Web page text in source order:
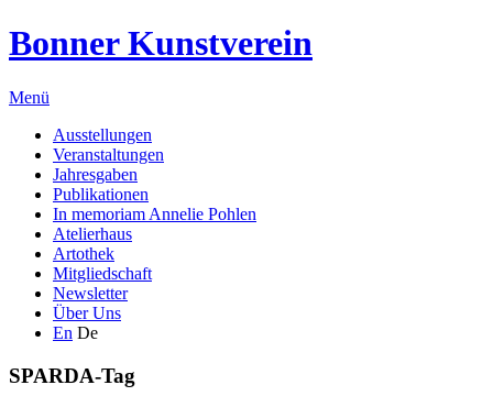
Bonner Kunstverein
Menü
Ausstellungen
Veranstaltungen
Jahresgaben
Publikationen
In memoriam Annelie Pohlen
Atelierhaus
Artothek
Mitgliedschaft
Newsletter
Über Uns
En De
SPARDA-Tag